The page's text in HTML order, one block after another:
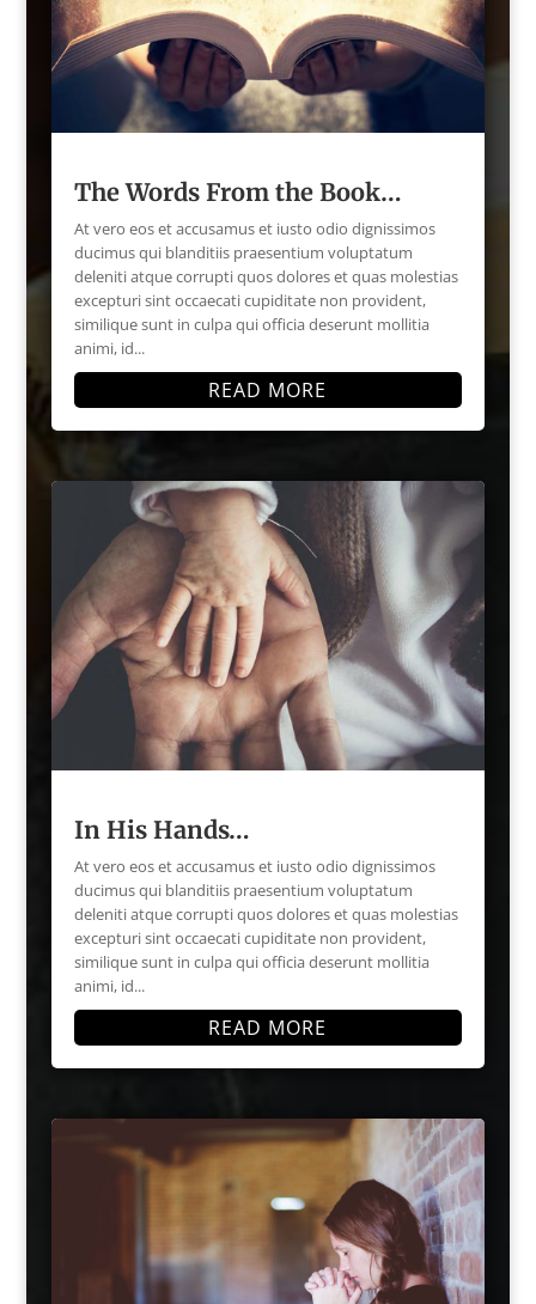
The Words From the Book…
At vero eos et accusamus et iusto odio dignissimos
ducimus qui blanditiis praesentium voluptatum
deleniti atque corrupti quos dolores et quas molestias
excepturi sint occaecati cupiditate non provident,
similique sunt in culpa qui officia deserunt mollitia
animi, id...
READ MORE
In His Hands…
At vero eos et accusamus et iusto odio dignissimos
ducimus qui blanditiis praesentium voluptatum
deleniti atque corrupti quos dolores et quas molestias
excepturi sint occaecati cupiditate non provident,
similique sunt in culpa qui officia deserunt mollitia
animi, id...
READ MORE